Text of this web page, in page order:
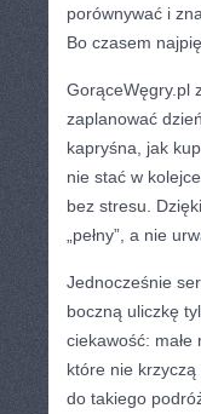
porównywać i
Bo czasem
GorąceWęgry.pl
zaplanować
kapryśna, jak
nie stać w
bez stresu.
„pełny”, a nie
Jednocześnie
boczną uliczkę
ciekawość:
które nie
do takiego